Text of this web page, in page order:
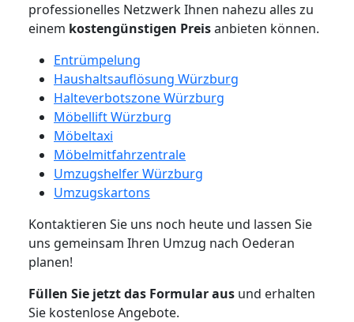
professionelles Netzwerk Ihnen nahezu alles zu
einem kostengünstigen Preisanbieten können.
Entrümpelung
Haushaltsauflösung Würzburg
Halteverbotszone Würzburg
Möbellift Würzburg
Möbeltaxi
Möbelmitfahrzentrale
Umzugshelfer Würzburg
Umzugskartons
Kontaktieren Sie uns noch heute und lassen Sie
uns gemeinsam Ihren Umzug nach Oederan
planen!
Füllen Sie jetzt das Formular aus und erhalten
Sie kostenlose Angebote.